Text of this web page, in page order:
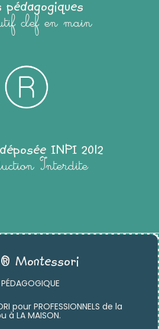
pédagogiques
clef en main
INPI 2012
Interdite
® Montessori
pour PROFESSIONNELS de la
à LA MAISON.